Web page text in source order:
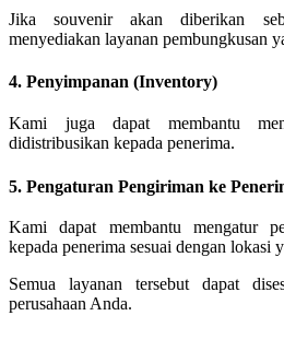
Jika souvenir akan diberikan
menyediakan layanan pembungkusan
4. Penyimpanan (Inventory)
Kami juga dapat membantu
didistribusikan kepada penerima.
5. Pengaturan Pengiriman ke
Kami dapat membantu mengatur
kepada penerima sesuai dengan lokasi
Semua layanan tersebut dapat
perusahaan Anda.